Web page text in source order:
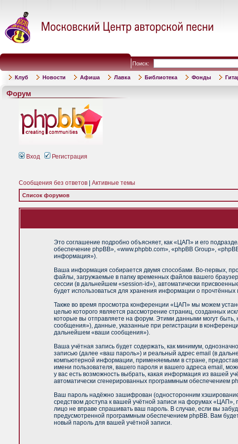
Поиск:
Клуб Новости Афиша Лавка Библиотека Фонды
Форум
Вход Регистрация
Сообщения без ответов Активные темы
Список форумов
Это соглашение подробно объясняет, как «ЦАП» и его
обеспечение phpBB», «www.phpbb.com», «phpBB Group»,
информация»).
Ваша информация собирается двумя способами. Во-первых,
файлы, загружаемые в папку временных файлов вашего
сессии (в дальнейшем «session-id»), автоматически
будет использоваться для хранения информации о
Также во время просмотра конференции «ЦАП» мы можем
целью которого является рассмотрение страниц, созданных
которые вы отправляете на форум. Этими данными могут
сообщения»), данные, указанные при регистрации в
дальнейшем «ваши сообщения»).
Ваша учётная запись будет содержать, как минимум,
записью (далее «ваш пароль») и реальный адрес email (в
компьютерной информации, применяемыми в стране,
имени пользователя, вашего пароля и вашего адреса email,
у вас есть возможность выбрать, какая информация из вашей
автоматически сгенерированных программным обеспечением
Ваш пароль надёжно зашифрован (односторонним
средством доступа к вашей учётной записи на форумах «ЦАП»,
лицо не вправе спрашивать ваш пароль. В случае, если вы
предусмотренной программным обеспечением phpBB. Вам
новый пароль для вашей учётной записи.